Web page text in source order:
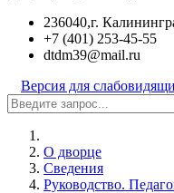
236040,г.
+7 (401) 253-45-55
dtdm39@mail.ru
Версия для
О дворце
Сведения
Руководство.